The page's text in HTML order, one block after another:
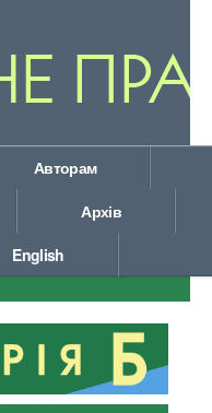
Авторам
Архів
English